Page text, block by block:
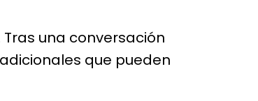
una conversación
que pueden